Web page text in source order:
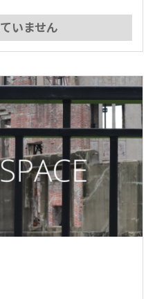
いません